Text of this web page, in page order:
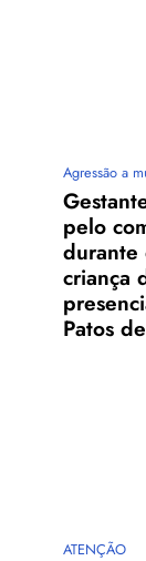
Agressão a
pelo
durante
criança
Patos
ATENÇÃO